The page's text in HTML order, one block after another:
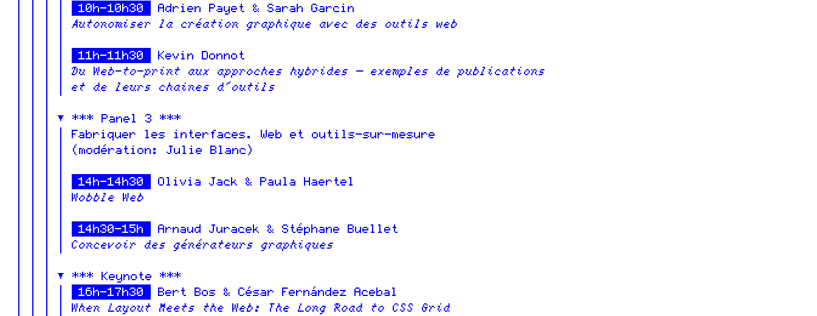
10h-10h30
Adrien Payet & Sarah Garcin
Autonomiser la création graphique avec des outils web
11h-11h30
Kevin Donnot
Du Web-to-print aux approches hybrides — exemples de publications
et de leurs chaines d'outils
*** Panel 3 ***
Fabriquer les interfaces. Web et outils-sur-mesure
(modération: Julie Blanc)
14h-14h30
Olivia Jack & Paula Haertel
Wobble Web
14h30-15h
Arnaud Juracek & Stéphane Buellet
Concevoir des générateurs graphiques
*** Keynote ***
16h-17h30
Bert Bos & César Fernández Acebal
When Layout Meets the Web: The Long Road to CSS Grid